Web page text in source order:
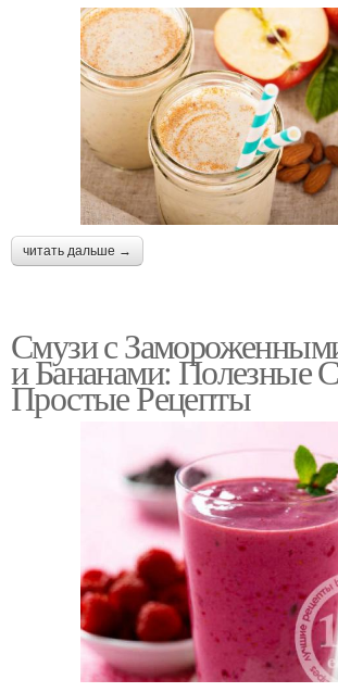
читать дальше →
Смузи с
и Бананами: Полезные
Простые Рецепты